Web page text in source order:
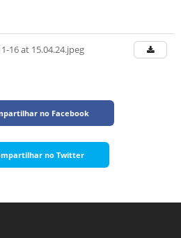
16 at 15.04.24.jpeg
no Facebook
no Twitter